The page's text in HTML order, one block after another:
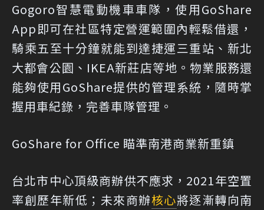
Gogoro智慧電動機車車隊，使用GoShare
App即可在社區特定營運範圍內輕鬆借還，
騎乘五至十分鐘就能到達捷運三重站、新北
大都會公園、IKEA新莊店等地。物業服務還
能夠使用GoShare提供的管理系統，隨時掌
握用車紀錄，完善車隊管理。
GoShare for Office 瞄準南港商業新重鎮
台北市中心頂級商辦供不應求，2021年空置
率創歷年新低；未來商辦核心將逐漸轉向南